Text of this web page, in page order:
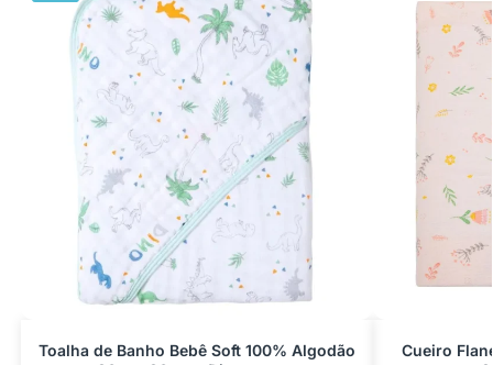
Toalha de Banho Bebê Soft 100% Algodão
Cueiro